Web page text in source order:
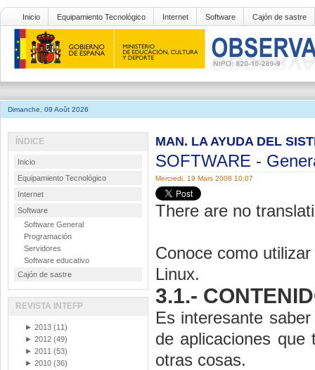
Inicio Equipamiento Tecnológico Internet Software Cajón de sastre
Dimanche, 09 Août 2026
MAN. LA AYUDA DEL
SOFTWARE -
Mercredi, 19 Mars 2008 10:07
There are no
Conoce como
Linux.
3.1.-
Es interesante
de aplicaciones que
otras cosas.
ÍNDICE
Inicio
Equipamiento Tecnológico
Internet
Software
Software General
Programación
Servidores
Software educativo
Cajón de sastre
REVISTA INTEFP
► 2013 (11)
► 2012 (49)
► 2011 (53)
► 2010 (36)